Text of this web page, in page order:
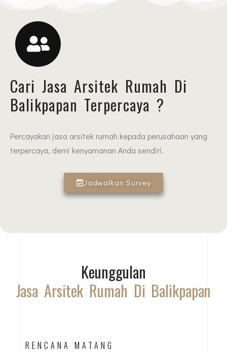
Cari Jasa Arsitek Rumah Di
Balikpapan Terpercaya ?
Percayakan jasa arsitek rumah kepada perusahaan yang
terpercaya, demi kenyamanan Anda sendiri.
Jadwalkan Survey
Keunggulan
Jasa Arsitek Rumah Di Balikpapan
RENCANA MATANG